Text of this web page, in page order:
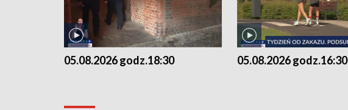
05.08.2026 godz.18:30 05.08.2026 godz.16:30